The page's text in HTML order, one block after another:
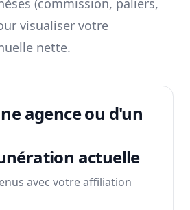
(commission, paliers,
visualiser votre
nette.
agence ou d'un
actuelle
avec votre affiliation